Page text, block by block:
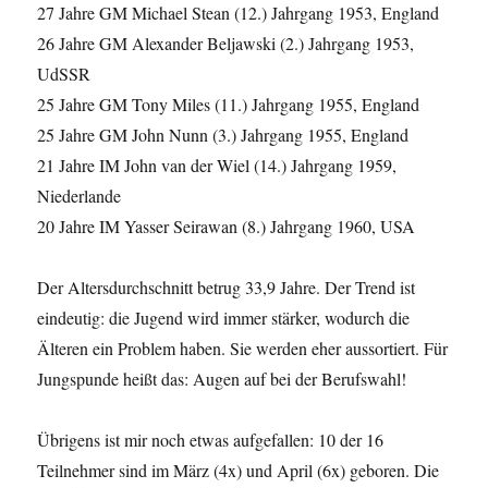
27 Jahre GM Michael Stean (12.) Jahrgang 1953, England
26 Jahre GM Alexander Beljawski (2.) Jahrgang 1953,
UdSSR
25 Jahre GM Tony Miles (11.) Jahrgang 1955, England
25 Jahre GM John Nunn (3.) Jahrgang 1955, England
21 Jahre IM John van der Wiel (14.) Jahrgang 1959,
Niederlande
20 Jahre IM Yasser Seirawan (8.) Jahrgang 1960, USA
Der Altersdurchschnitt betrug 33,9 Jahre. Der Trend ist
eindeutig: die Jugend wird immer stärker, wodurch die
Älteren ein Problem haben. Sie werden eher aussortiert. Für
Jungspunde heißt das: Augen auf bei der Berufswahl!
Übrigens ist mir noch etwas aufgefallen: 10 der 16
Teilnehmer sind im März (4x) und April (6x) geboren. Die